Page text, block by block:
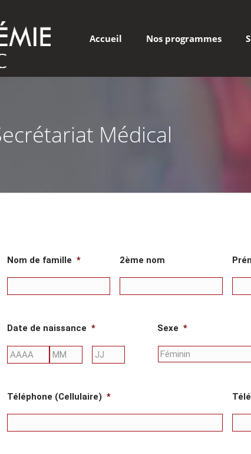
Accueil Nos programmes
Médical
Nom de famille * 2ème nom
Date de naissance *
Année Mois Jour
Sexe *
Téléphone (Cellulaire) *